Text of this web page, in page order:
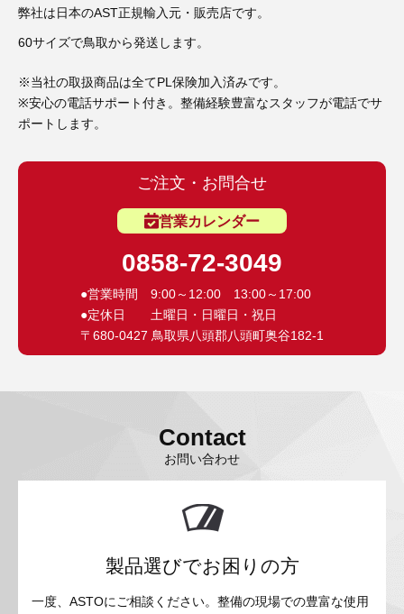
弊社は日本のAST正規輸入元・販売店です。
60サイズで鳥取から発送します。
※当社の取扱商品は全てPL保険加入済みです。
※安心の電話サポート付き。整備経験豊富なスタッフが電話でサ
ポートします。
ご注文・お問合せ
営業カレンダー
0858-72-3049
●営業時間 9:00～12:00 13:00～17:00
●定休日 土曜日・日曜日・祝日
〒680-0427 鳥取県八頭郡八頭町奥谷182-1
Contact
お問い合わせ
製品選びでお困りの方
一度、ASTOにご相談ください。整備の現場での豊富な使用